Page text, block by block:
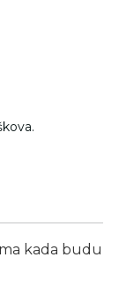
kada budu